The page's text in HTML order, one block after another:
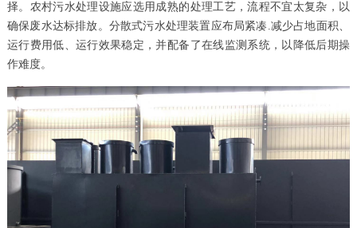
择。农村污水处理设施应选用成熟的处理工艺，流程不宜太复杂，以
确保废水达标排放。分散式污水处理装置应布局紧凑.减少占地面积、
运行费用低、运行效果稳定，并配备了在线监测系统，以降低后期操
作难度。